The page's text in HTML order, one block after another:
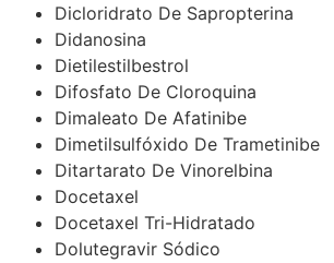
Dicloridrato De Sapropterina
Didanosina
Dietilestilbestrol
Difosfato De Cloroquina
Dimaleato De Afatinibe
Dimetilsulfóxido De Trametinibe
Ditartarato De Vinorelbina
Docetaxel
Docetaxel Tri-Hidratado
Dolutegravir Sódico